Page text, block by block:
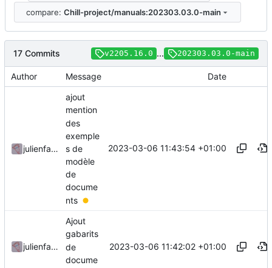
compare: Chill-project/manuals:202303.03.0-main
17 Commits v2205.16.0 ... 202303.03.0-main
Author Message Date
julienfastre
ajout
mention
des
exemple
s de
modèle
de
docume
nts
2023-03-06 11:43:54 +01:00
julienfastre
Ajout
gabarits
de
docume
2023-03-06 11:42:02 +01:00